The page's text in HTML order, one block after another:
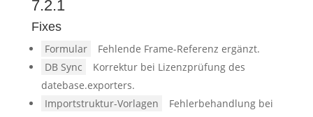
7.2.1
Fixes
Formular
Fehlende Frame-Referenz ergänzt.
DB Sync
Korrektur bei Lizenzprüfung des
datebase.exporters.
Importstruktur-Vorlagen
Fehlerbehandlung bei